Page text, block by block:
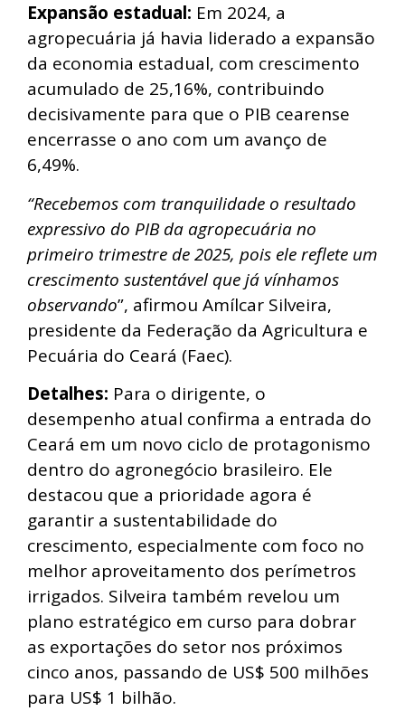
Expansão estadual: Em 2024, a
agropecuária já havia liderado a expansão
da economia estadual, com crescimento
acumulado de 25,16%, contribuindo
decisivamente para que o PIB cearense
encerrasse o ano com um avanço de
6,49%.
“Recebemos com tranquilidade o resultado
expressivo do PIB da agropecuária no
primeiro trimestre de 2025, pois ele reflete um
crescimento sustentável que já vínhamos
observando”, afirmou Amílcar Silveira,
presidente da Federação da Agricultura e
Pecuária do Ceará (Faec).
Detalhes: Para o dirigente, o
desempenho atual confirma a entrada do
Ceará em um novo ciclo de protagonismo
dentro do agronegócio brasileiro. Ele
destacou que a prioridade agora é
garantir a sustentabilidade do
crescimento, especialmente com foco no
melhor aproveitamento dos perímetros
irrigados. Silveira também revelou um
plano estratégico em curso para dobrar
as exportações do setor nos próximos
cinco anos, passando de US$ 500 milhões
para US$ 1 bilhão.